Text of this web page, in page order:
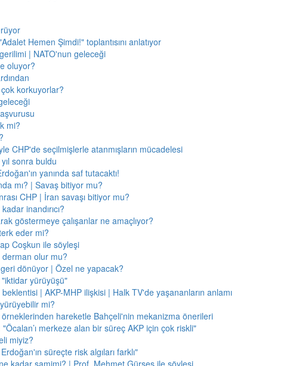
Hemen Şimdi!" toplantısını anlatıyor
| NATO'nun geleceği
oluyor?
korkuyorlar?
mi?
CHP'de seçilmişlerle atanmışların mücadelesi
sonra buldu
yanında saf tutacaktı!
mı? | Savaş bitiyor mu?
CHP | İran savaşı bitiyor mu?
inandırıcı?
göstermeye çalışanlar ne amaçlıyor?
eder mi?
Coşkun ile söyleşi
derman olur mu?
geri dönüyor | Özel ne yapacak?
yürüyüşü"
| AKP-MHP ilişkisi | Halk TV'de yaşananların anlamı
mi?
hareketle Bahçeli'nin mekanizma önerileri
merkeze alan bir süreç AKP için çok riskli"
miyiz?
süreçte risk algıları farklı"
kadar samimi? | Prof. Mehmet Gürses ile söyleşi